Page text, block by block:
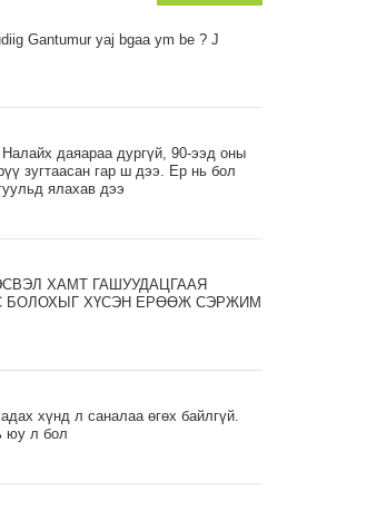
Gantumur yaj bgaa ym be ? J
даяараа дургүй, 90-ээд оны
зугтаасан гар ш дээ. Ер нь бол
ялахав дээ
ХАМТ ГАШУУДАЦГААЯ
БОЛОХЫГ ХҮСЭН ЕРӨӨЖ СЭРЖИМ
хүнд л саналаа өгөх байлгүй.
юу л бол